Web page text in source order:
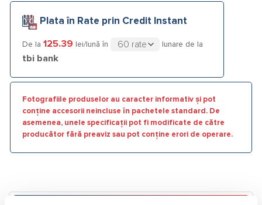
Plata în Rate prin Credit Instant
De la 125.39 lei/lună în lunare de la
tbi bank
Fotografiile produselor au caracter informativ și pot
conține accesorii neincluse în pachetele standard. De
asemenea, unele specificații pot fi modificate de către
producător fără preaviz sau pot conține erori de operare.